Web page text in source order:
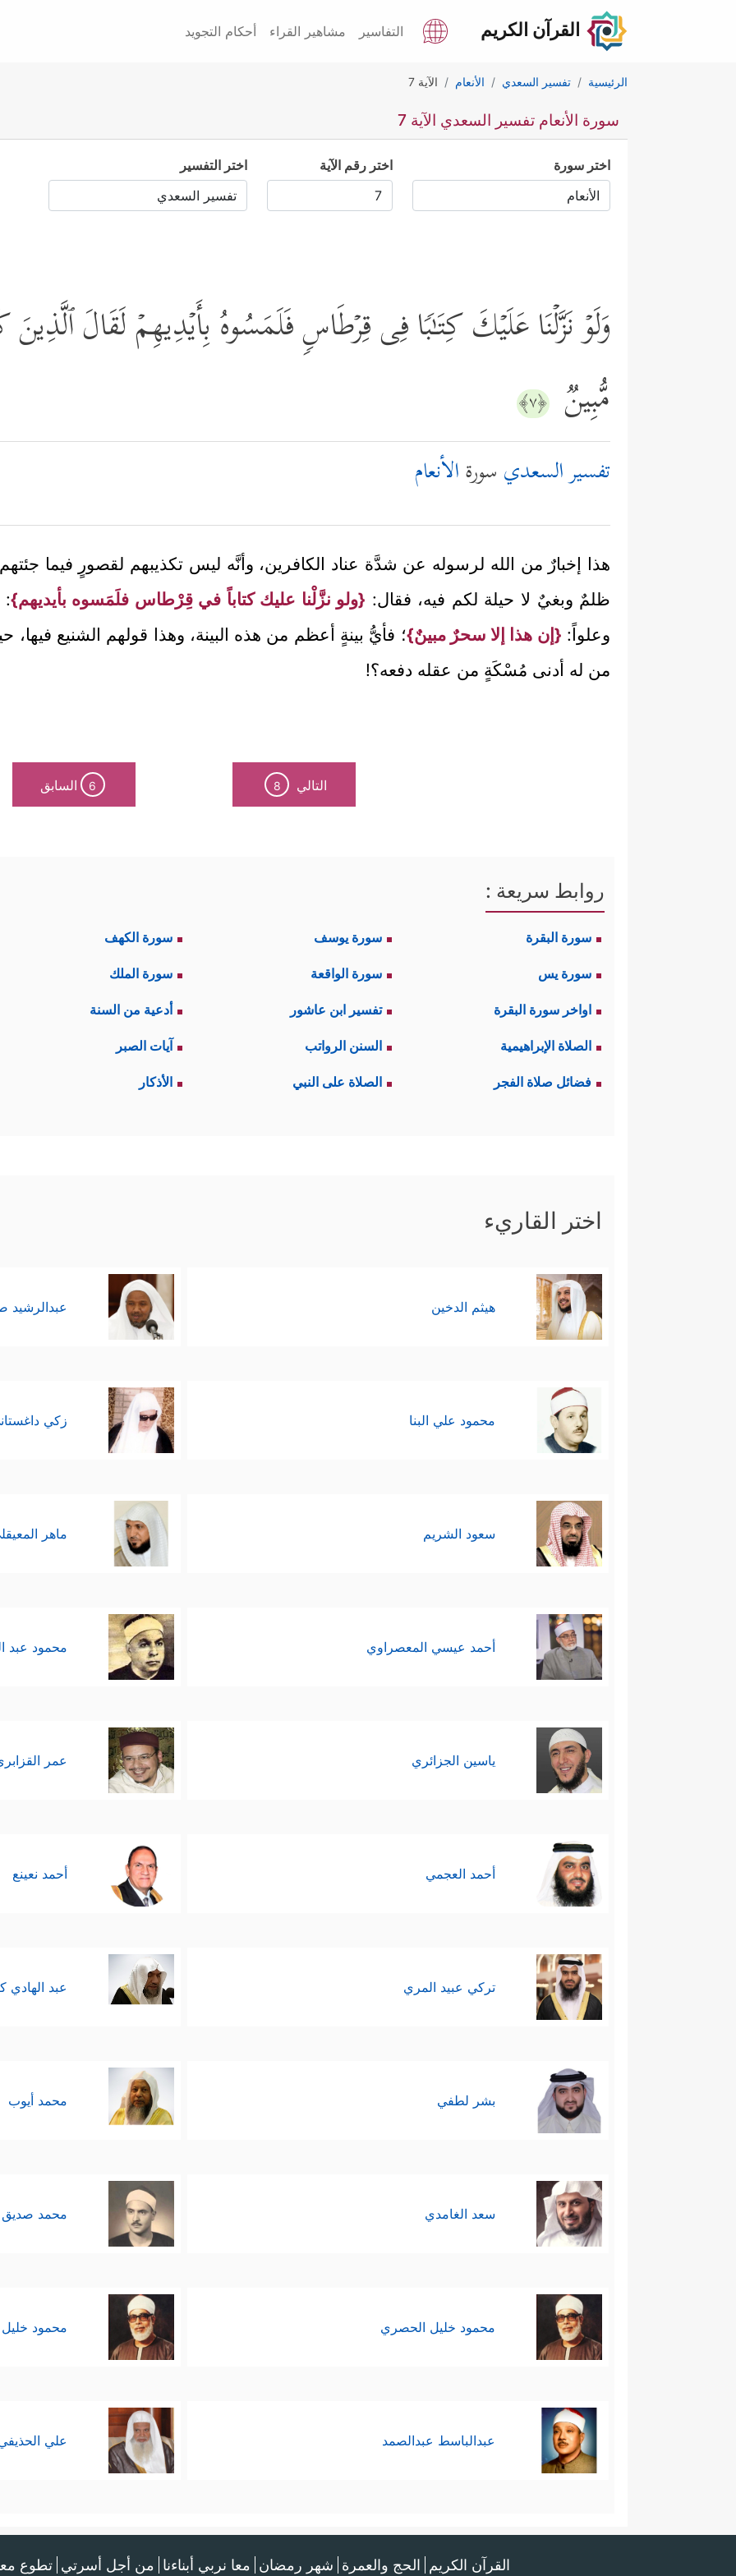
القرآن الكريم التفاسير مشاهير القراء أحكام التجويد
الرئيسية تفسير السعدي الأنعام الآية 7
سورة الأنعام تفسير السعدي الآية 7
اختر سورة اختر رقم الآية اختر التفسير
وَلَوۡ نَزَّلۡنَا عَلَیۡكَ كِتَـٰبࣰا فِی قِرۡطَاسࣲ فَلَمَسُوهُ بِأَیۡدِیهِمۡ لَقَالَ
مُّبِینࣱ ﴿٧﴾
تفسير السعدي سورةالأنعام
هذا إخبارٌ من الله لرسوله عن شدَّة عناد الكافرين، وأنَّه ليس تكذيبهم لقصورٍ فيما
ظلمٌ وبغيٌ لا حيلة لكم فيه، فقال: {ولو نزَّلْنا عليك كتاباً في قِرْطاس فلَمَسوه بأيديهم}:
وعلواً: {إن هذا إلا سحرٌ مبينٌ}؛ فأيُّ بينةٍ أعظم من هذه البينة، وهذا قولهم الشنيع
من له أدنى مُسْكَةٍ من عقله دفعه؟!
التالي 8
6 السابق
روابط سريعة :
سورة البقرة سورة يوسف سورة الكهف
سورة يس سورة الواقعة سورة الملك
اواخر سورة البقرة تفسير ابن عاشور أدعية من السنة
الصلاة الإبراهيمية السنن الرواتب آيات الصبر
فضائل صلاة الفجر الصلاة على النبي الأذكار
اختر القاريء
هيثم الدخين عبدالرشيد
محمود علي البنا زكي
سعود الشريم ماهر
أحمد عيسي المعصراوي محمود عبد
ياسين الجزائري عمر
أحمد العجمي أحمد نعينع
تركي عبيد المري عبد الهادي
بشر لطفي محمد أيوب
سعد الغامدي محمد صديق
محمود خليل الحصري محمود
عبدالباسط عبدالصمد علي
القرآن الكريم الحج والعمرة شهر رمضان معا نربي أبناءنا من أجل أسرتي تطوع